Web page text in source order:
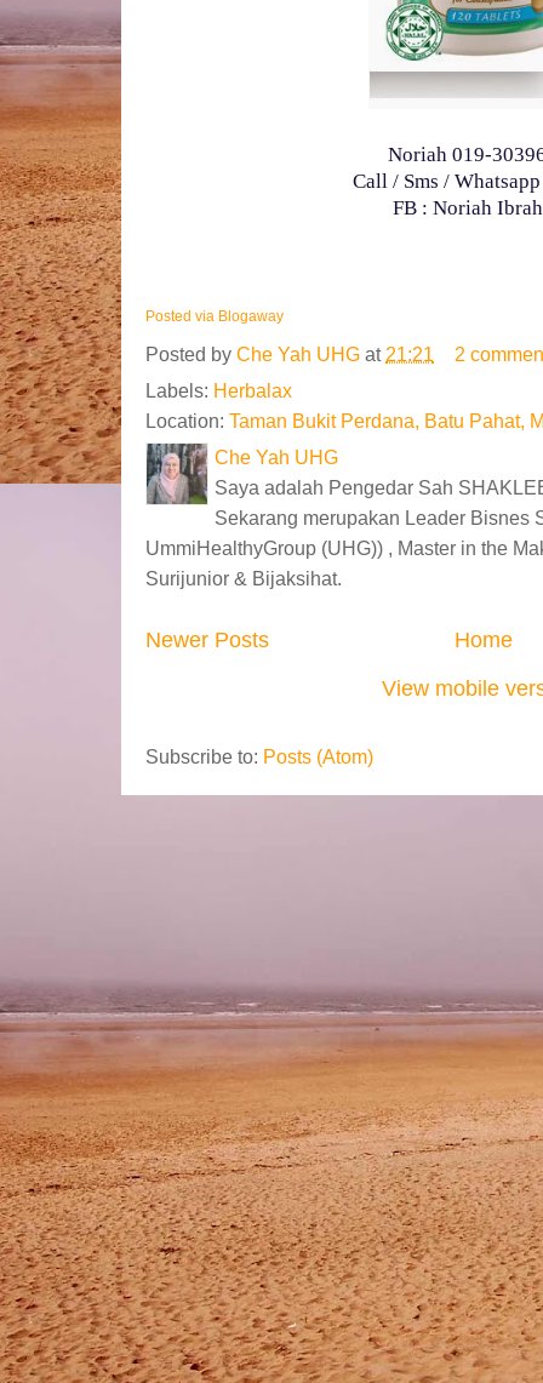
Noriah 019-
Call / Sms /
FB : Noriah
Posted via Blogaway
Posted by Che Yah UHG at 21:21
2
Labels: Herbalax
Location: Taman Bukit Perdana, Batu Pahat,
Che Yah UHG
Saya adalah Pengedar Sah
Sekarang merupakan Leader Bisnes
UmmiHealthyGroup (UHG)) , Master in the
Surijunior & Bijaksihat.
Newer Posts
Home
View mobile
Subscribe to: Posts (Atom)